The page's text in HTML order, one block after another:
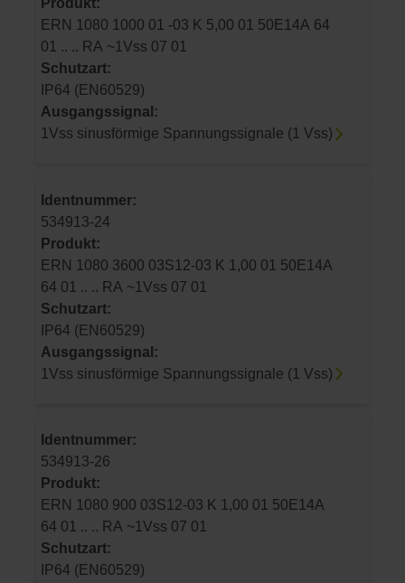
Produkt:
ERN 1080 1000 01 -03 K 5,00 01 50E14A 64
01 .. .. RA ~1Vss 07 01
Schutzart:
IP64 (EN60529)
Ausgangssignal:
1Vss sinusförmige Spannungssignale (1 Vss)
Identnummer:
534913-24
Produkt:
ERN 1080 3600 03S12-03 K 1,00 01 50E14A
64 01 .. .. RA ~1Vss 07 01
Schutzart:
IP64 (EN60529)
Ausgangssignal:
1Vss sinusförmige Spannungssignale (1 Vss)
Identnummer:
534913-26
Produkt:
ERN 1080 900 03S12-03 K 1,00 01 50E14A
64 01 .. .. RA ~1Vss 07 01
Schutzart:
IP64 (EN60529)